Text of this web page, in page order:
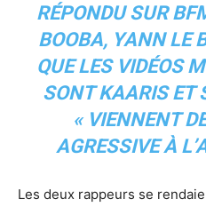
RÉPONDU SUR
BOOBA, YANN LE
QUE LES VIDÉOS
SONT KAARIS ET
« VIENNENT
AGRESSIVE À
Les deux rappeurs se